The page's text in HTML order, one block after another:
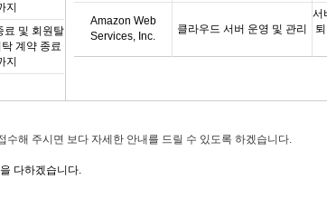
지
료 및 회원탈
계약 종료
지
Amazon Web
Services, Inc.
클라우드 서버 운영 및 관리
서
해 주시면 보다 자세한 안내를 드릴 수 있도록 하겠습니다.
다하겠습니다.